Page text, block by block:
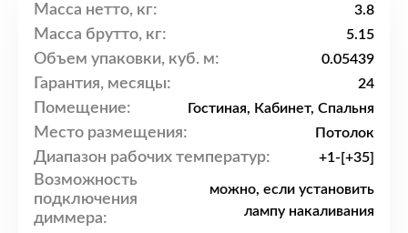
Масса нетто, кг: 3.8
Масса брутто, кг: 5.15
Объем упаковки, куб. м: 0.05439
Гарантия, месяцы: 24
Помещение: Гостиная, Кабинет, Спальня
Место размещения: Потолок
Диапазон рабочих температур: +1-[+35]
Возможность
подключения
диммера:
можно, если установить
лампу накаливания